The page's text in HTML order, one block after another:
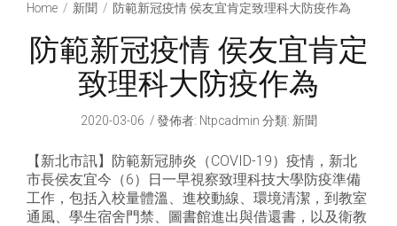
Home 新聞 防範新冠疫情 侯友宜肯定致理科大防疫作為
防範新冠疫情 侯友宜肯定
致理科大防疫作為
2020-03-06 發佈者: Ntpcadmin 分類: 新聞
【新北市訊】防範新冠肺炎（COVID-19）疫情，新北
市長侯友宜今（6）日一早視察致理科技大學防疫準備
工作，包括入校量體溫、進校動線、環境清潔，到教室
通風、學生宿舍門禁、圖書館進出與借還書，以及衛教